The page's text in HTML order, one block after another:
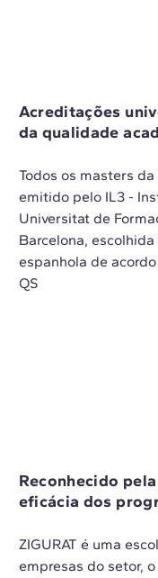
Acreditações
da qualidade
Todos os masters
emitido pelo IL3 -
Universitat de
Barcelona,
espanhola de
QS
Reconhecido
eficácia dos
ZIGURAT é uma
empresas do setor,